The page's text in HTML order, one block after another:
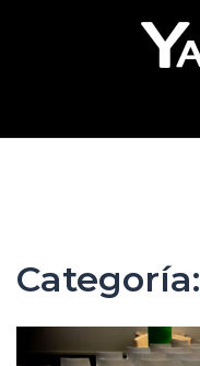
Categoría: